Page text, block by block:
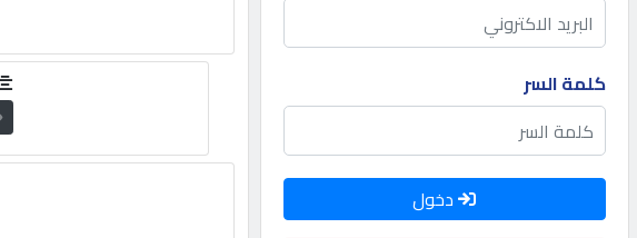
طلب
الاحصائيات
الأقسام
كلمة السر
دخول